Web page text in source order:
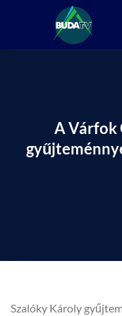
A Várfok
Szalóky Károly